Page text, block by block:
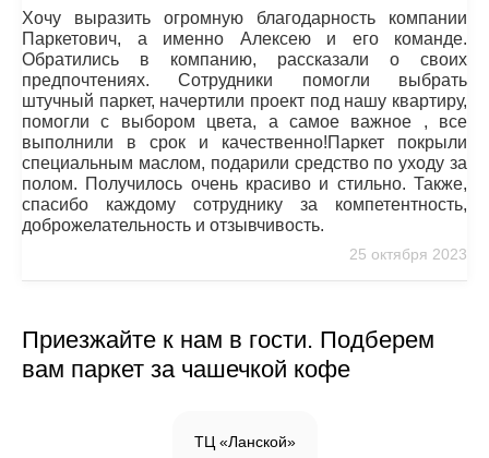
Хочу выразить огромную благодарность компании
Паркетович, а именно Алексею и его команде.
Обратились в компанию, рассказали о своих
предпочтениях. Сотрудники помогли выбрать
штучный паркет, начертили проект под нашу квартиру,
помогли с выбором цвета, а самое важное , все
выполнили в срок и качественно!Паркет покрыли
специальным маслом, подарили средство по уходу за
полом. Получилось очень красиво и стильно. Также,
спасибо каждому сотруднику за компетентность,
доброжелательность и отзывчивость.
25 октября 2023
Приезжайте к нам в гости. Подберем
вам паркет за чашечкой кофе
ТЦ «Ланской»